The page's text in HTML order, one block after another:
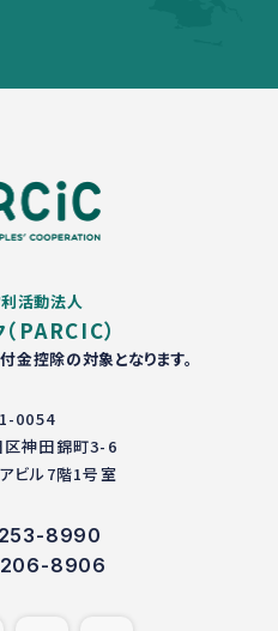
活動法人
PARCIC）
控除の対象となります。
0054
神田錦町3-6
ビル7階1号室
8990
8906